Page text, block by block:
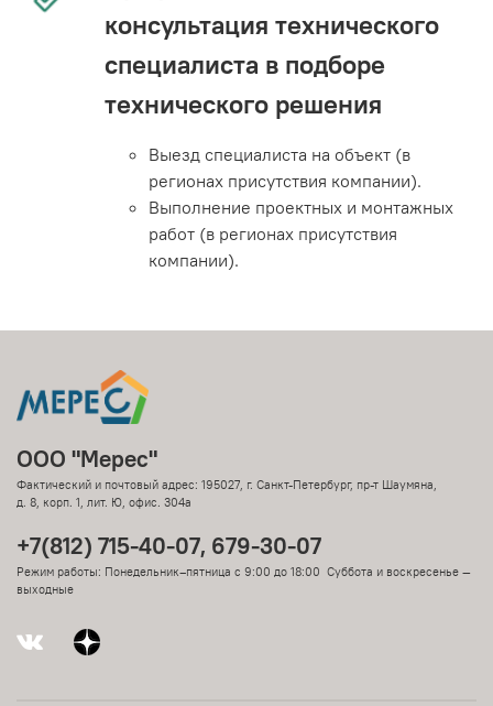
консультация технического
специалиста в подборе
технического решения
Выезд специалиста на объект (в
регионах присутствия компании).
Выполнение проектных и монтажных
работ (в регионах присутствия
компании).
ООО "Мерес"
Фактический и почтовый адрес: 195027, г. Санкт-Петербург, пр-т Шаумяна,
д. 8, корп. 1, лит. Ю, офис. 304а
+7(812) 715-40-07, 679-30-07
Режим работы: Понедельник–пятница с 9:00 до 18:00 Суббота и воскресенье —
выходные